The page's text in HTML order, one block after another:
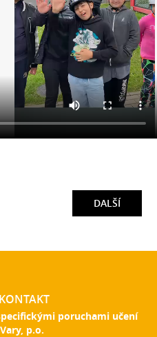
DALŠÍ
poruchami učení
p.o.